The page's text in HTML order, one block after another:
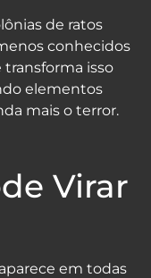
de ratos
conhecidos
transforma isso
elementos
mais o terror.
Virar
em todas